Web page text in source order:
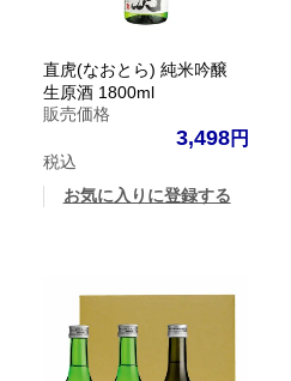
直虎(なおとら) 純米吟醸
生原酒 1800ml
販売価格
3,498
税込
お気に入りに登録する